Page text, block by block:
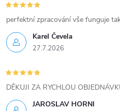
Karel Čevela
27.7.2026
perfektní zpracování vše funguje
JAROSLAV HORNI
DĚKUJI ZA RYCHLOU